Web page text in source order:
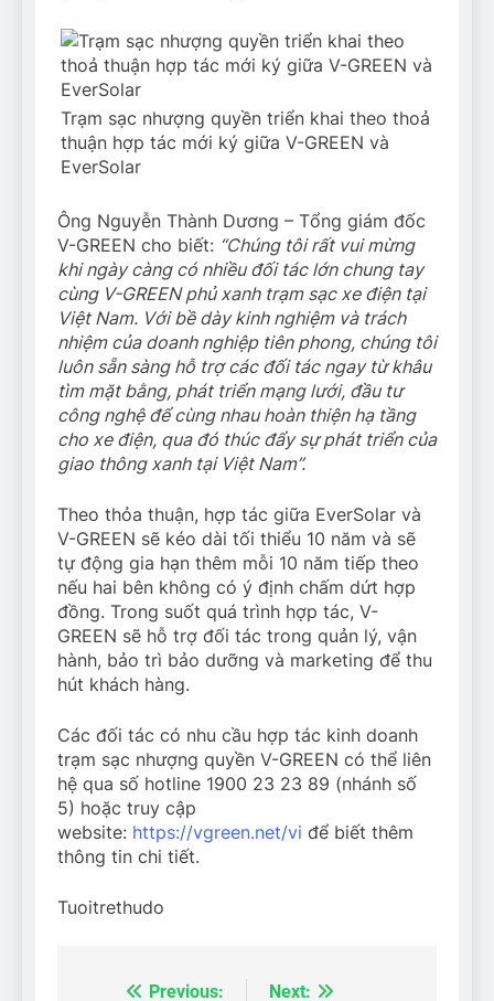
Trạm sạc nhượng quyền triển khai theo thoả
thuận hợp tác mới ký giữa V-GREEN và
EverSolar
Ông Nguyễn Thành Dương – Tổng giám đốc
V-GREEN cho biết: “Chúng tôi rất vui mừng
khi ngày càng có nhiều đối tác lớn chung tay
cùng V-GREEN phủ xanh trạm sạc xe điện tại
Việt Nam. Với bề dày kinh nghiệm và trách
nhiệm của doanh nghiệp tiên phong, chúng tôi
luôn sẵn sàng hỗ trợ các đối tác ngay từ khâu
tìm mặt bằng, phát triển mạng lưới, đầu tư
công nghệ để cùng nhau hoàn thiện hạ tầng
cho xe điện, qua đó thúc đẩy sự phát triển của
giao thông xanh tại Việt Nam”.
Theo thỏa thuận, hợp tác giữa EverSolar và
V-GREEN sẽ kéo dài tối thiểu 10 năm và sẽ
tự động gia hạn thêm mỗi 10 năm tiếp theo
nếu hai bên không có ý định chấm dứt hợp
đồng. Trong suốt quá trình hợp tác, V-
GREEN sẽ hỗ trợ đối tác trong quản lý, vận
hành, bảo trì bảo dưỡng và marketing để thu
hút khách hàng.
Các đối tác có nhu cầu hợp tác kinh doanh
trạm sạc nhượng quyền V-GREEN có thể liên
hệ qua số hotline 1900 23 23 89 (nhánh số
5) hoặc truy cập
website: https://vgreen.net/vi để biết thêm
thông tin chi tiết.
Tuoitrethudo
Previous: Next: